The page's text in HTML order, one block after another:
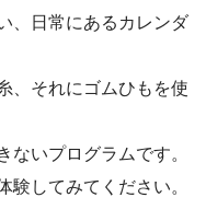
、日常にあるカレンダ
、それにゴムひもを使
ないプログラムです。
験してみてください。